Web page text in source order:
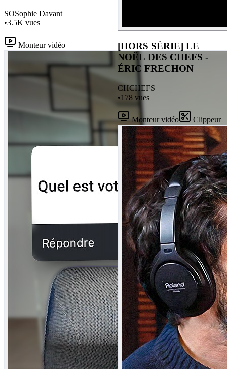
SOSophie Davant
•3.5K vues
Monteur vidéo
[HORS SÉRIE] LE
NOËL DES CHEFS -
ÉRIC FRECHON
CHCHEFS
•178 vues
Monteur vidéo Clippeur